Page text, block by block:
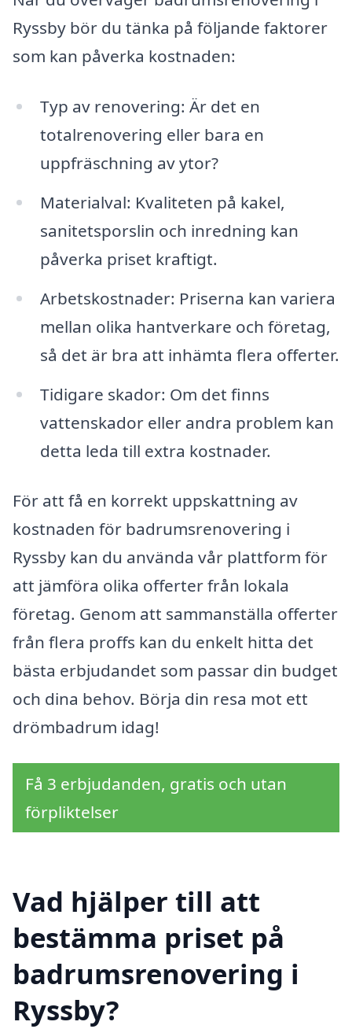
Ryssby bör du tänka på följande faktorer
som kan påverka kostnaden:
Typ av renovering: Är det en
totalrenovering eller bara en
uppfräschning av ytor?
Materialval: Kvaliteten på kakel,
sanitetsporslin och inredning kan
påverka priset kraftigt.
Arbetskostnader: Priserna kan variera
mellan olika hantverkare och företag,
så det är bra att inhämta flera offerter.
Tidigare skador: Om det finns
vattenskador eller andra problem kan
detta leda till extra kostnader.
För att få en korrekt uppskattning av
kostnaden för badrumsrenovering i
Ryssby kan du använda vår plattform för
att jämföra olika offerter från lokala
företag. Genom att sammanställa offerter
från flera proffs kan du enkelt hitta det
bästa erbjudandet som passar din budget
och dina behov. Börja din resa mot ett
drömbadrum idag!
Få 3 erbjudanden, gratis och utan
förpliktelser
Vad hjälper till att
bestämma priset på
badrumsrenovering i
Ryssby?